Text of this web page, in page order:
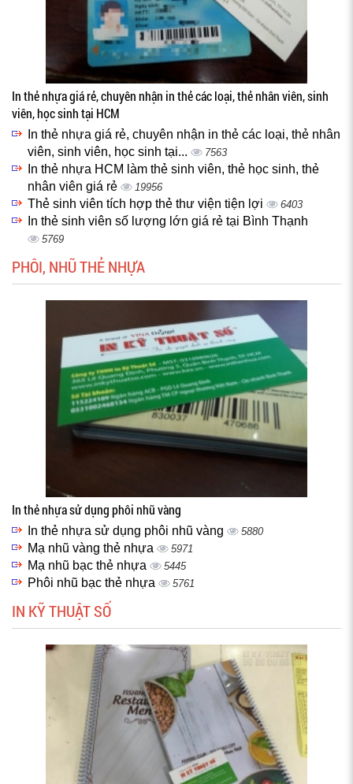
In thẻ nhựa giá rẻ, chuyên nhận in thẻ các loại, thẻ nhân viên, sinh
viên, học sinh tại HCM
In thẻ nhựa giá rẻ, chuyên nhận in thẻ các loại, thẻ nhân
viên, sinh viên, học sinh tại...
7563
In thẻ nhựa HCM làm thẻ sinh viên, thẻ học sinh, thẻ
nhân viên giá rẻ
19956
Thẻ sinh viên tích hợp thẻ thư viện tiện lợi 6403
In thẻ sinh viên số lượng lớn giá rẻ tại Bình Thạnh
5769
PHÔI, NHŨ THẺ NHỰA
In thẻ nhựa sử dụng phôi nhũ vàng
In thẻ nhựa sử dụng phôi nhũ vàng 5880
Mạ nhũ vàng thẻ nhựa 5971
Mạ nhũ bạc thẻ nhựa 5445
Phôi nhũ bạc thẻ nhựa 5761
IN KỸ THUẬT SỐ